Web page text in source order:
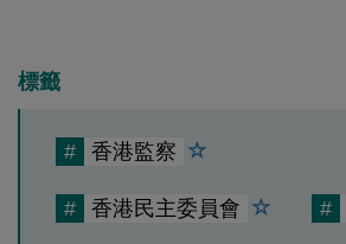
標籤
# 香港監察
# 香港民主委員會 #